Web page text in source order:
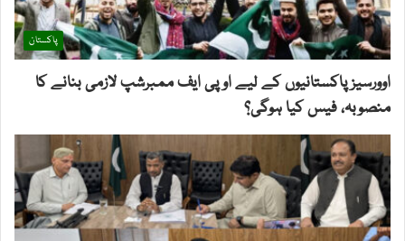
پاکستان
اوورسیز پاکستانیوں کے لیے او پی ایف ممبرشپ لازمی بنانے کا
منصوبہ، فیس کیا ہوگی؟